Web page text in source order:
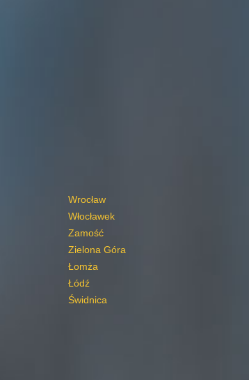
Wrocław
Włocławek
Zamość
Zielona Góra
Łomża
Łódź
Świdnica